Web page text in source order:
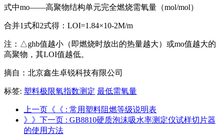
式中mo——高聚物结构单元完全燃烧需氧量（mol/mol）
合并1式和2式得：LOI=1.84×10-2M/m
注：△ghb值越小（即燃烧时放出的热量越大）或mo值越大的
高聚物，其LOI值越低。
摘自：北京鑫生卓锐科技有限公司
标签: 塑料极限氧指数测定 最低需氧量
上一页《《 : 常用塑料阻燃等级说明表
》》下一页 : GB8810硬质泡沫吸水率测定仪试样切片器
的使用方法